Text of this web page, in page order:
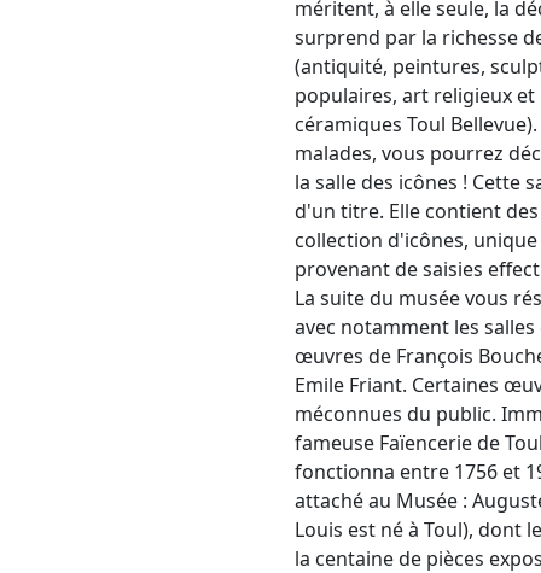
méritent, à elle seule, la
surprend par la richesse
(antiquité, peintures,
populaires, art religieux
céramiques Toul
malades, vous pourrez
la salle des icônes ! Cette
d'un titre. Elle contient
collection d'icônes,
provenant de saisies
La suite du musée vous
avec notamment les
œuvres de François
Emile Friant. Certaines
méconnues du public.
fameuse Faïencerie de
fonctionna entre 1756 et
attaché au Musée :
Louis est né à Toul), dont
la centaine de pièces